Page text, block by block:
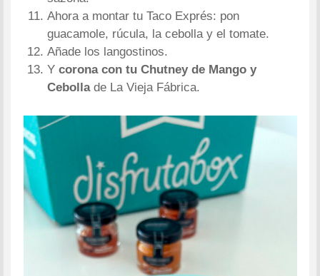
Ahora a montar tu Taco Exprés: pon
guacamole, rúcula, la cebolla y el tomate.
Añade los langostinos.
Ycorona con tu Chutney de Mango y
Cebollade La Vieja Fábrica.